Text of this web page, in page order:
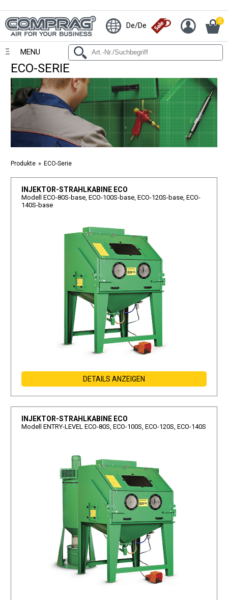
De/De 0
MENU
ECO-SERIE
Produkte ECO-Serie
INJEKTOR-STRAHLKABINE ECO
Modell ECO-80S-base, ECO-100S-base, ECO-120S-base, ECO-
140S-base
DETAILS ANZEIGEN
INJEKTOR-STRAHLKABINE ECO
Modell ENTRY-LEVEL ECO-80S, ECO-100S, ECO-120S, ECO-140S